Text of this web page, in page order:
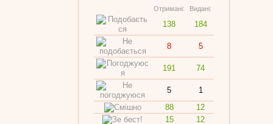
Отримані: Видані:
138 184
8 5
191 74
5
1
88
12
15
12